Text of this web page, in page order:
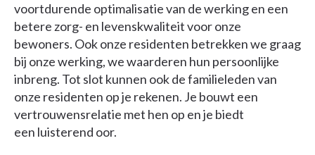
voortdurende optimalisatie van de werking en een
betere zorg- en levenskwaliteit voor onze
bewoners. Ook onze residenten betrekken we graag
bij onze werking, we waarderen hun persoonlijke
inbreng. Tot slot kunnen ook de familieleden van
onze residenten op je rekenen. Je bouwt een
vertrouwensrelatie met hen op en je biedt
een luisterend oor.